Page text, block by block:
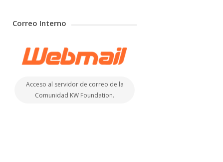
Correo Interno
Acceso al servidor de correo de la
Comunidad KW Foundation.